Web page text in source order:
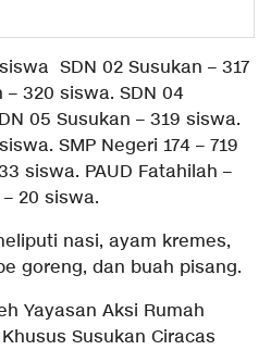
SDN 02 Susukan – 317
320 siswa. SDN 04
05 Susukan – 319 siswa.
SMP Negeri 174 – 719
siswa. PAUD Fatahilah –
20 siswa.
nasi, ayam kremes,
goreng, dan buah pisang.
Yayasan Aksi Rumah
Susukan Ciracas